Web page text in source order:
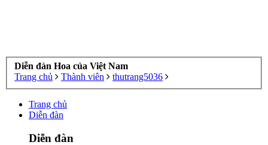
Diễn đàn Hoa của Việt Nam
Trang chủ
Thành viên thutrang5036
Trang chủ
Diễn đàn
Diễn đàn